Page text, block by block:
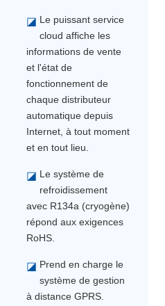
◪ Le puissant service
cloud affiche les
informations de vente
et l'état de
fonctionnement de
chaque distributeur
automatique depuis
Internet, à tout moment
et en tout lieu.
◪ Le système de
refroidissement
avec R134a (cryogène)
répond aux exigences
RoHS.
◪ Prend en charge le
système de gestion
à distance GPRS.